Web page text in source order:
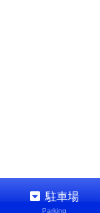
駐車場
Parking